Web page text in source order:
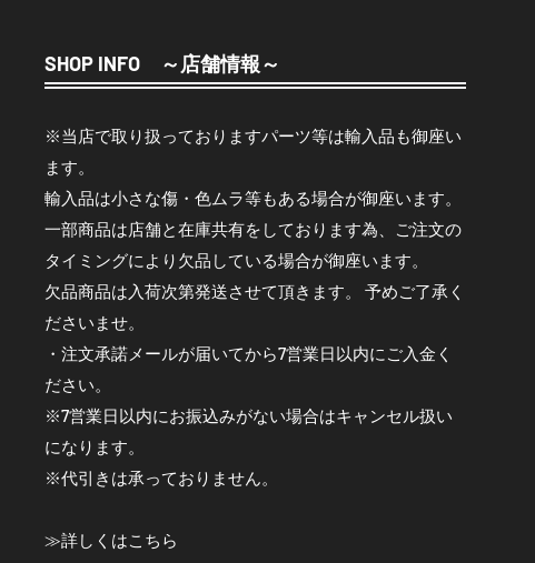
SHOP INFO ～店舗情報～
※当店で取り扱っておりますパーツ等は輸入品も御座い
ます。
輸入品は小さな傷・色ムラ等もある場合が御座います。
一部商品は店舗と在庫共有をしております為、ご注文の
タイミングにより欠品している場合が御座います。
欠品商品は入荷次第発送させて頂きます。 予めご了承く
ださいませ。
・注文承諾メールが届いてから7営業日以内にご入金く
ださい。
※7営業日以内にお振込みがない場合はキャンセル扱い
になります。
※代引きは承っておりません。
≫詳しくはこちら